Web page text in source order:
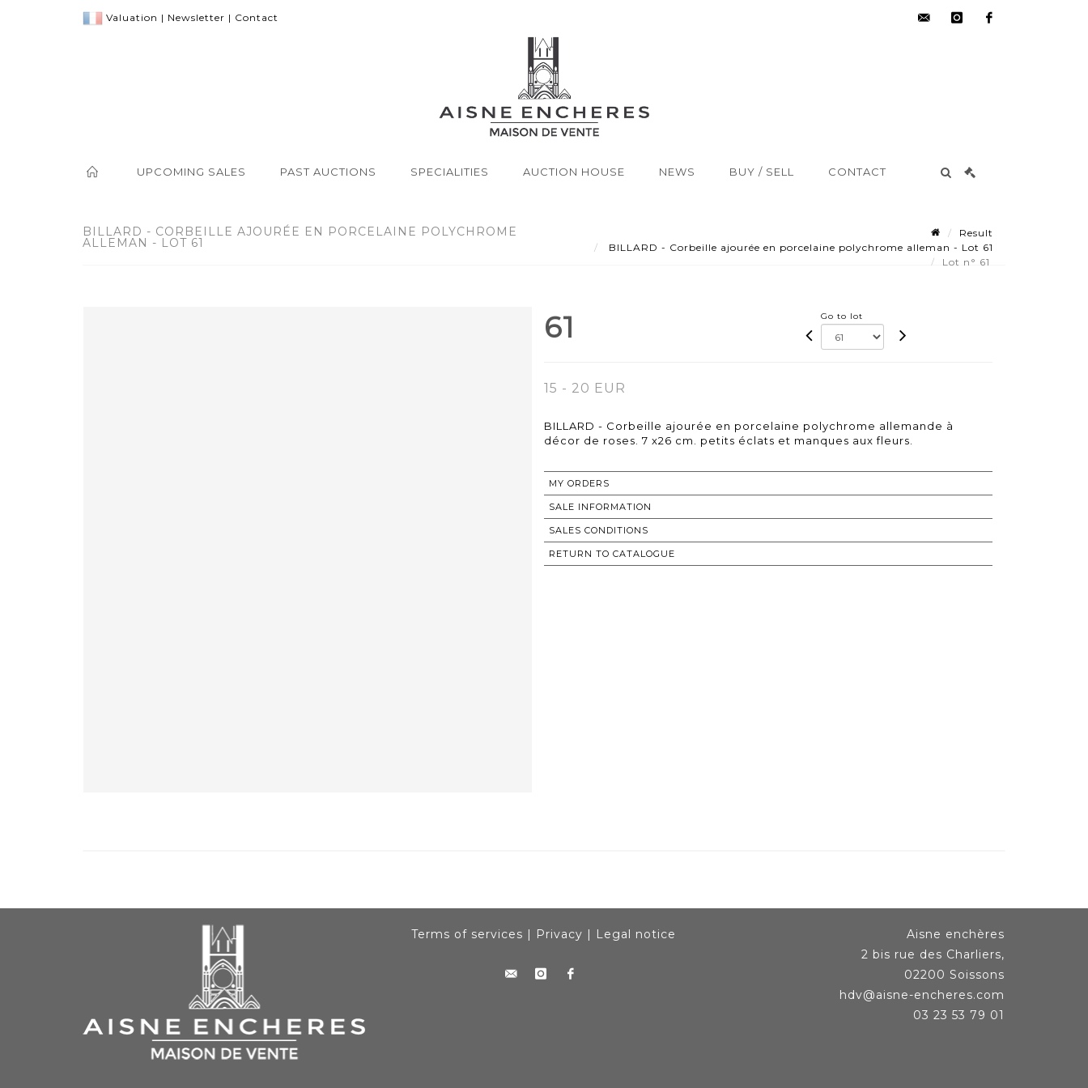
Valuation | Newsletter | Contact
UPCOMING SALES PAST AUCTIONS SPECIALITIES AUCTION HOUSE NEWS BUY / SELL CONTACT
BILLARD - CORBEILLE AJOURÉE EN PORCELAINE POLYCHROME
ALLEMAN - LOT 61
Result
BILLARD - Corbeille ajourée en porcelaine polychrome alleman - Lot 61
Lot n° 61
61 Go to lot
15 - 20 EUR
BILLARD - Corbeille ajourée en porcelaine polychrome allemande à
décor de roses. 7 x26 cm. petits éclats et manques aux fleurs.
MY ORDERS
SALE INFORMATION
SALES CONDITIONS
RETURN TO CATALOGUE
Terms of services | Privacy | Legal notice
Aisne enchères
2 bis rue des Charliers,
02200 Soissons
hdv@aisne-encheres.com
03 23 53 79 01